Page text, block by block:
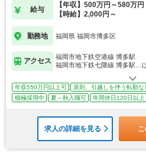
給与
【年収】500万円～580万円
【時給】2,000円～
勤務地 福岡県 福岡市博多区
アクセス
福岡市地下鉄空港線 博多駅
福岡市地下鉄七隈線 博多駅…
年収550万円以上可 原則、引越しを伴う転勤な
積極採用中
夏～秋入職可 年間休日120日以上
求人の詳細を見る